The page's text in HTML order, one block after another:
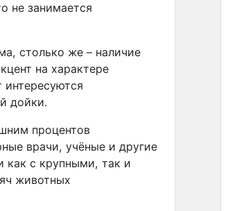
не занимается
столько же – наличие
на характере
дойки.
процентов
врачи, учёные и другие
как с крупными, так и
животных